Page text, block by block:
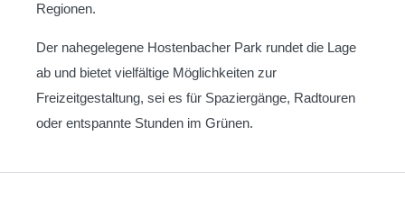
Regionen.
Der nahegelegene Hostenbacher Park rundet die Lage
ab und bietet vielfältige Möglichkeiten zur
Freizeitgestaltung, sei es für Spaziergänge, Radtouren
oder entspannte Stunden im Grünen.